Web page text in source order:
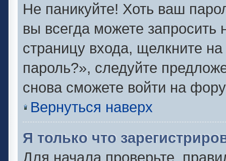
Не паникуйте! Хоть ваш
вы всегда можете запросить
страницу входа, щелкните
пароль?», следуйте
снова сможете войти на
Вернуться наверх
Я только что
Для начала проверьте,